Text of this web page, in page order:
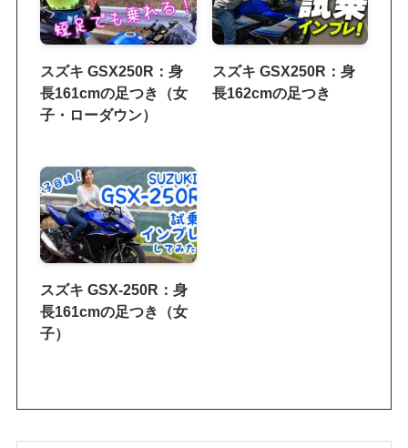
スズキ GSX250R：身
長161cmの足つき（女
子・ローダウン）
スズキ GSX250R：身
長162cmの足つき
スズキ GSX-250R：身
長161cmの足つき（女
子）